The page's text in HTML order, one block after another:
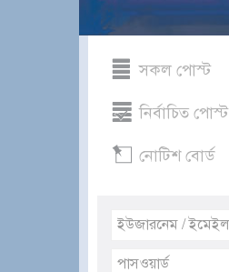
সকল পোস্ট
নির্বাচিত পোস্ট
নোটিশ বোর্ড